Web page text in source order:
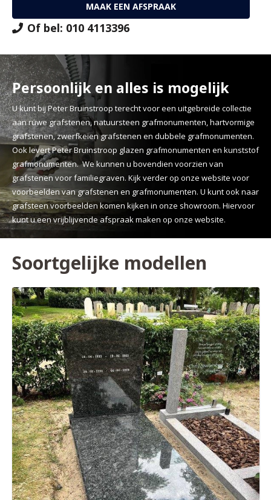
MAAK EEN AFSPRAAK
Of bel: 010 4113396
Persoonlijk en alles is mogelijk
U kunt bij Peter Bruinstroop terecht voor een uitgebreide collectie
aan ruwe grafstenen, natuursteen grafmonumenten, hartvormige
grafstenen, zwerfkeien grafstenen en dubbele grafmonumenten.
Ook levert Peter Bruinstroop glazen grafmonumenten en kunststof
grafmonumenten. We kunnen u bovendien voorzien van
grafstenen voor familiegraven. Kijk verder op onze website voor
voorbeelden van grafstenen en grafmonumenten. U kunt ook naar
grafsteen voorbeelden komen kijken in onze showroom. Hiervoor
kunt u een vrijblijvende afspraak maken op onze website.
Soortgelijke modellen